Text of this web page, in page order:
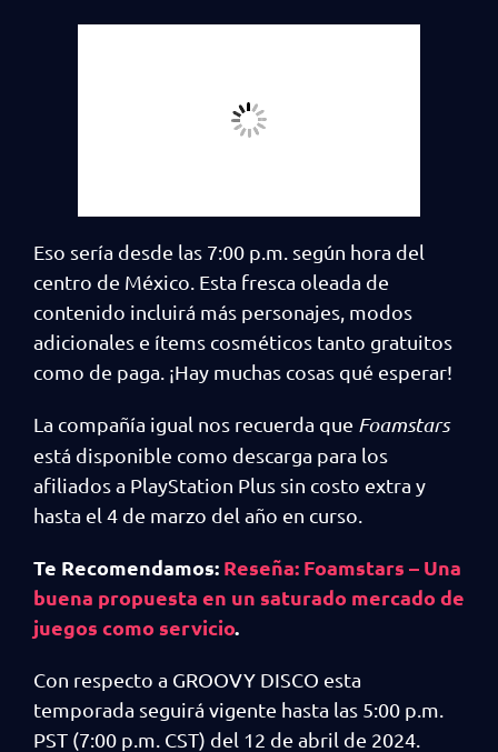
Eso sería desde las 7:00 p.m. según hora del
centro de México. Esta fresca oleada de
contenido incluirá más personajes, modos
adicionales e ítems cosméticos tanto gratuitos
como de paga. ¡Hay muchas cosas qué esperar!
La compañía igual nos recuerda que Foamstars
está disponible como descarga para los
afiliados a PlayStation Plus sin costo extra y
hasta el 4 de marzo del año en curso.
Te Recomendamos: Reseña: Foamstars – Una
buena propuesta en un saturado mercado de
juegos como servicio.
Con respecto a GROOVY DISCO esta
temporada seguirá vigente hasta las 5:00 p.m.
PST (7:00 p.m. CST) del 12 de abril de 2024.